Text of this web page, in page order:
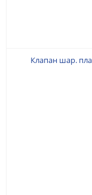
Клапан шар.